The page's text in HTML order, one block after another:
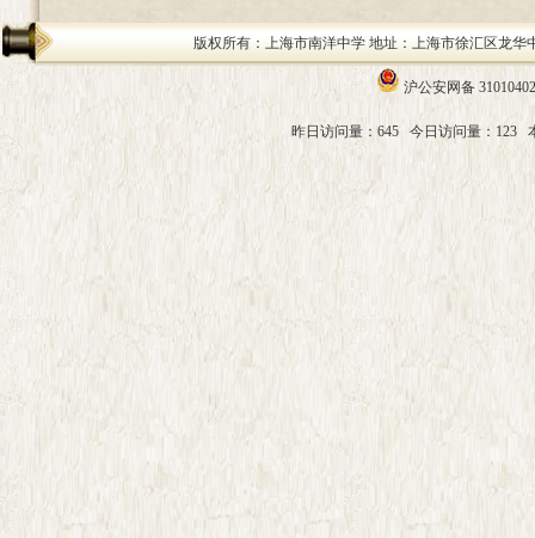
版权所有：上海市南洋中学 地址：上海市徐汇区龙华
沪公安网备
昨日访问量：645 今日访问量：123